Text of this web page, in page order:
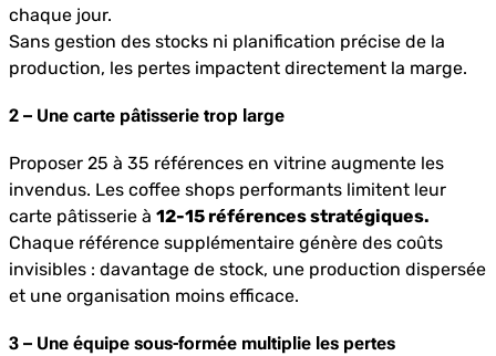
chaque jour.
Sans gestion des stocks ni planification précise de la
production, les pertes impactent directement la marge.
2 – Une carte pâtisserie trop large
Proposer 25 à 35 références en vitrine augmente les
invendus. Les coffee shops performants limitent leur
carte pâtisserie à 12-15 références stratégiques.
Chaque référence supplémentaire génère des coûts
invisibles : davantage de stock, une production dispersée
et une organisation moins efficace.
3 – Une équipe sous-formée multiplie les pertes